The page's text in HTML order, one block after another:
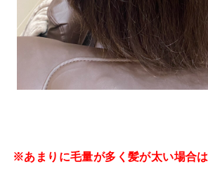
※あまりに毛量が多く髪が太い場合は